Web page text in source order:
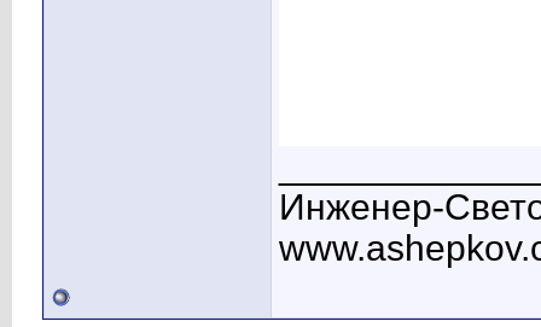
Инженер-